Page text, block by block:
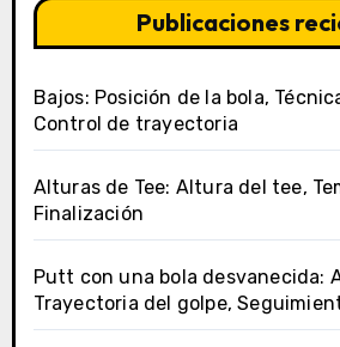
Publicaciones
Bajos: Posición de la bola,
Control de trayectoria
Alturas de Tee: Altura del tee,
Finalización
Putt con una bola desvanecida:
Trayectoria del golpe,